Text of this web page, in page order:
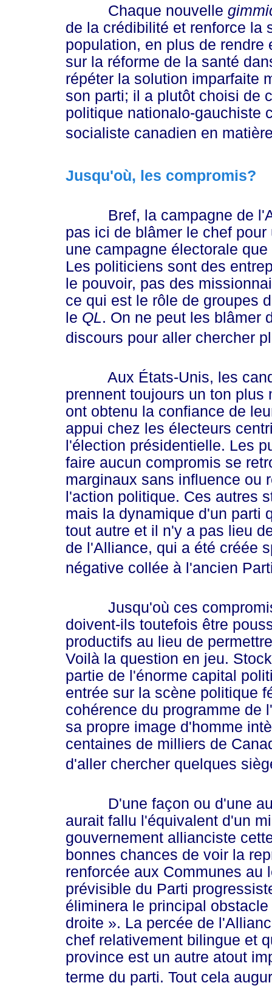
Chaque nouvelle
de la crédibilité et renforce la
population, en plus de
sur la réforme de la santé
répéter la solution imparfaite
son parti; il a plutôt choisi de
politique nationalo-gauchiste
socialiste canadien en
Jusqu'où, les compromis?
Bref, la campagne de
pas ici de blâmer le chef
une campagne électorale
Les politiciens sont des
le pouvoir, pas des
ce qui est le rôle de groupes
le QL. On ne peut les blâmer
discours pour aller chercher
Aux États-Unis, les
prennent toujours un ton
ont obtenu la confiance de
appui chez les électeurs
l'élection présidentielle. Les
faire aucun compromis se
marginaux sans influence ou
l'action politique. Ces autres
mais la dynamique d'un parti
tout autre et il n'y a pas lieu
de l'Alliance, qui a été créée
négative collée à l'ancien
Jusqu'où ces
doivent-ils toutefois être
productifs au lieu de
Voilà la question en jeu.
partie de l'énorme capital
entrée sur la scène politique
cohérence du programme de
sa propre image d'homme
centaines de milliers de
d'aller chercher quelques
D'une façon ou d'une
aurait fallu l'équivalent d'un
gouvernement allianciste
bonnes chances de voir la
renforcée aux Communes au
prévisible du Parti
éliminera le principal
droite ». La percée de
chef relativement bilingue et
province est un autre atout
terme du parti. Tout cela